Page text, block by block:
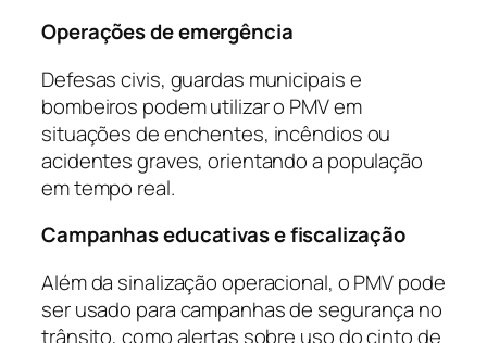
Operações de emergência
Defesas civis, guardas municipais e
bombeiros podem utilizar o PMV em
situações de enchentes, incêndios ou
acidentes graves, orientando a população
em tempo real.
Campanhas educativas e fiscalização
Além da sinalização operacional, o PMV pode
ser usado para campanhas de segurança no
trânsito, como alertas sobre uso do cinto de